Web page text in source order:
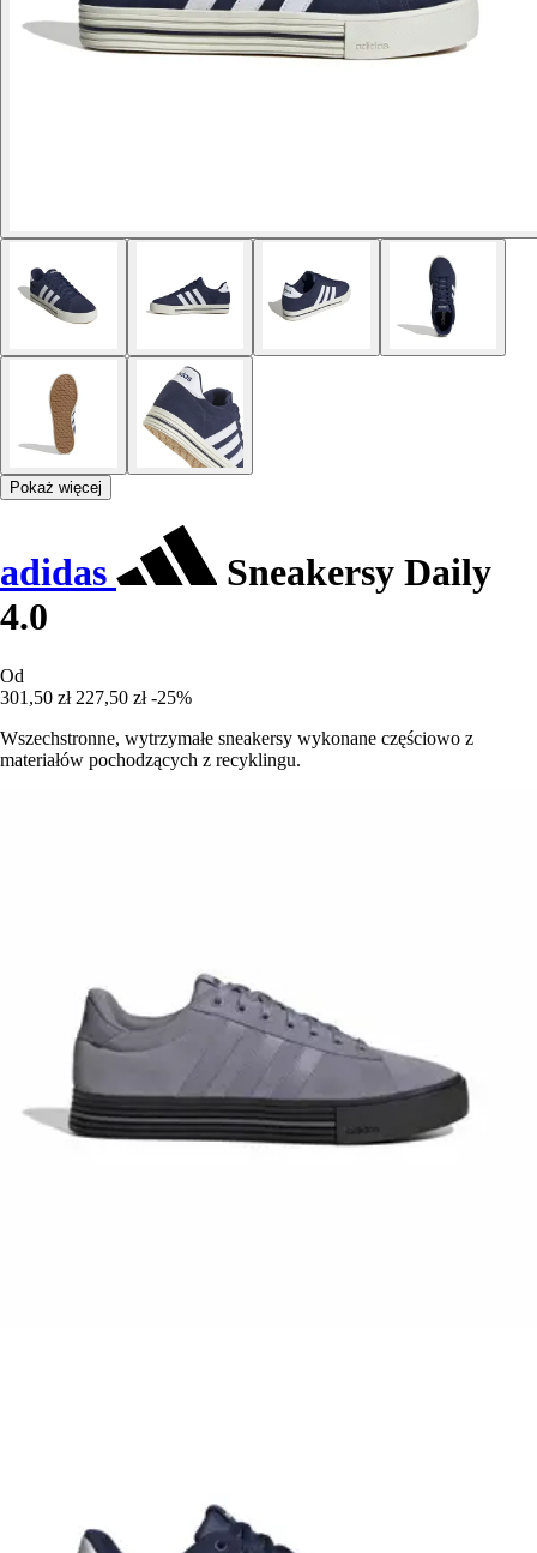
Pokaż więcej
adidas
Sneakersy Daily
4.0
Od
301,50 zł 227,50 zł -25%
Wszechstronne, wytrzymałe sneakersy wykonane częściowo z
materiałów pochodzących z recyklingu.